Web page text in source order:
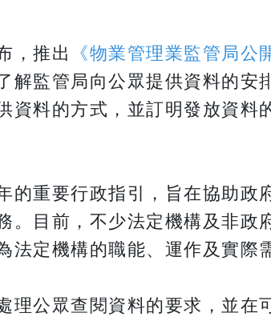
，推出 《物業管理業監管局公
解監管局向公眾提供資料的
資料的方式，並訂明發放資
的重要行政指引，旨在協助
。目前，不少法定機構及非
法定機構的職能、運作及實際
理公眾查閱資料的要求，並